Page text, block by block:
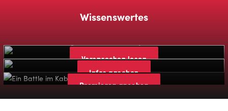
Wissenswertes
Versprechen lesen
Zahlen, Daten & Fakten
Infos ansehen
Premieren ansehen